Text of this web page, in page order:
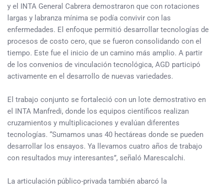
y el INTA General Cabrera demostraron que con rotaciones
largas y labranza mínima se podía convivir con las
enfermedades. El enfoque permitió desarrollar tecnologías de
procesos de costo cero, que se fueron consolidando con el
tiempo. Este fue el inicio de un camino más amplio. A partir
de los convenios de vinculación tecnológica, AGD participó
activamente en el desarrollo de nuevas variedades.
El trabajo conjunto se fortaleció con un lote demostrativo en
el INTA Manfredi, donde los equipos científicos realizan
cruzamientos y multiplicaciones y evalúan diferentes
tecnologías. “Sumamos unas 40 hectáreas donde se pueden
desarrollar los ensayos. Ya llevamos cuatro años de trabajo
con resultados muy interesantes”, señaló Marescalchi.
La articulación público-privada también abarcó la